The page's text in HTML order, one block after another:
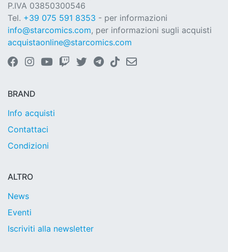
P.IVA 03850300546
Tel. +39 075 591 8353 - per informazioni
info@starcomics.com, per informazioni sugli acquisti
acquistaonline@starcomics.com
BRAND
Info acquisti
Contattaci
Condizioni
ALTRO
News
Eventi
Iscriviti alla newsletter